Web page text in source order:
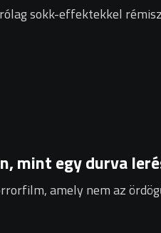
sokk-effektekkel
mint egy durva
amely nem az